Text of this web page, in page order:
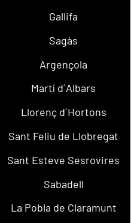
Gallifa
Sagàs
Argençola
Martí d´Albars
Llorenç d´Hortons
Sant Feliu de Llobregat
Sant Esteve Sesrovires
Sabadell
La Pobla de Claramunt